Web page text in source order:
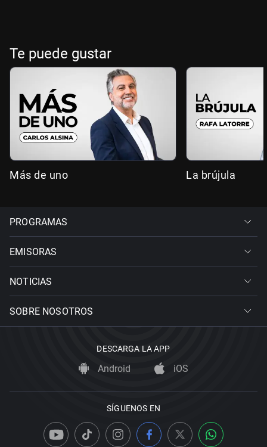
Te puede gustar
Más de uno La brújula
PROGRAMAS
EMISORAS
NOTICIAS
SOBRE NOSOTROS
DESCARGA LA APP
Android iOS
SÍGUENOS EN